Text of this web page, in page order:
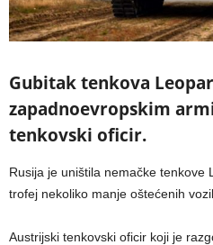
Gubitak tenkova
zapadnoevropskim
tenkovski oficir.
Rusija je uništila nemačke tenkove
trofej nekoliko manje oštećenih
Austrijski tenkovski oficir koji je